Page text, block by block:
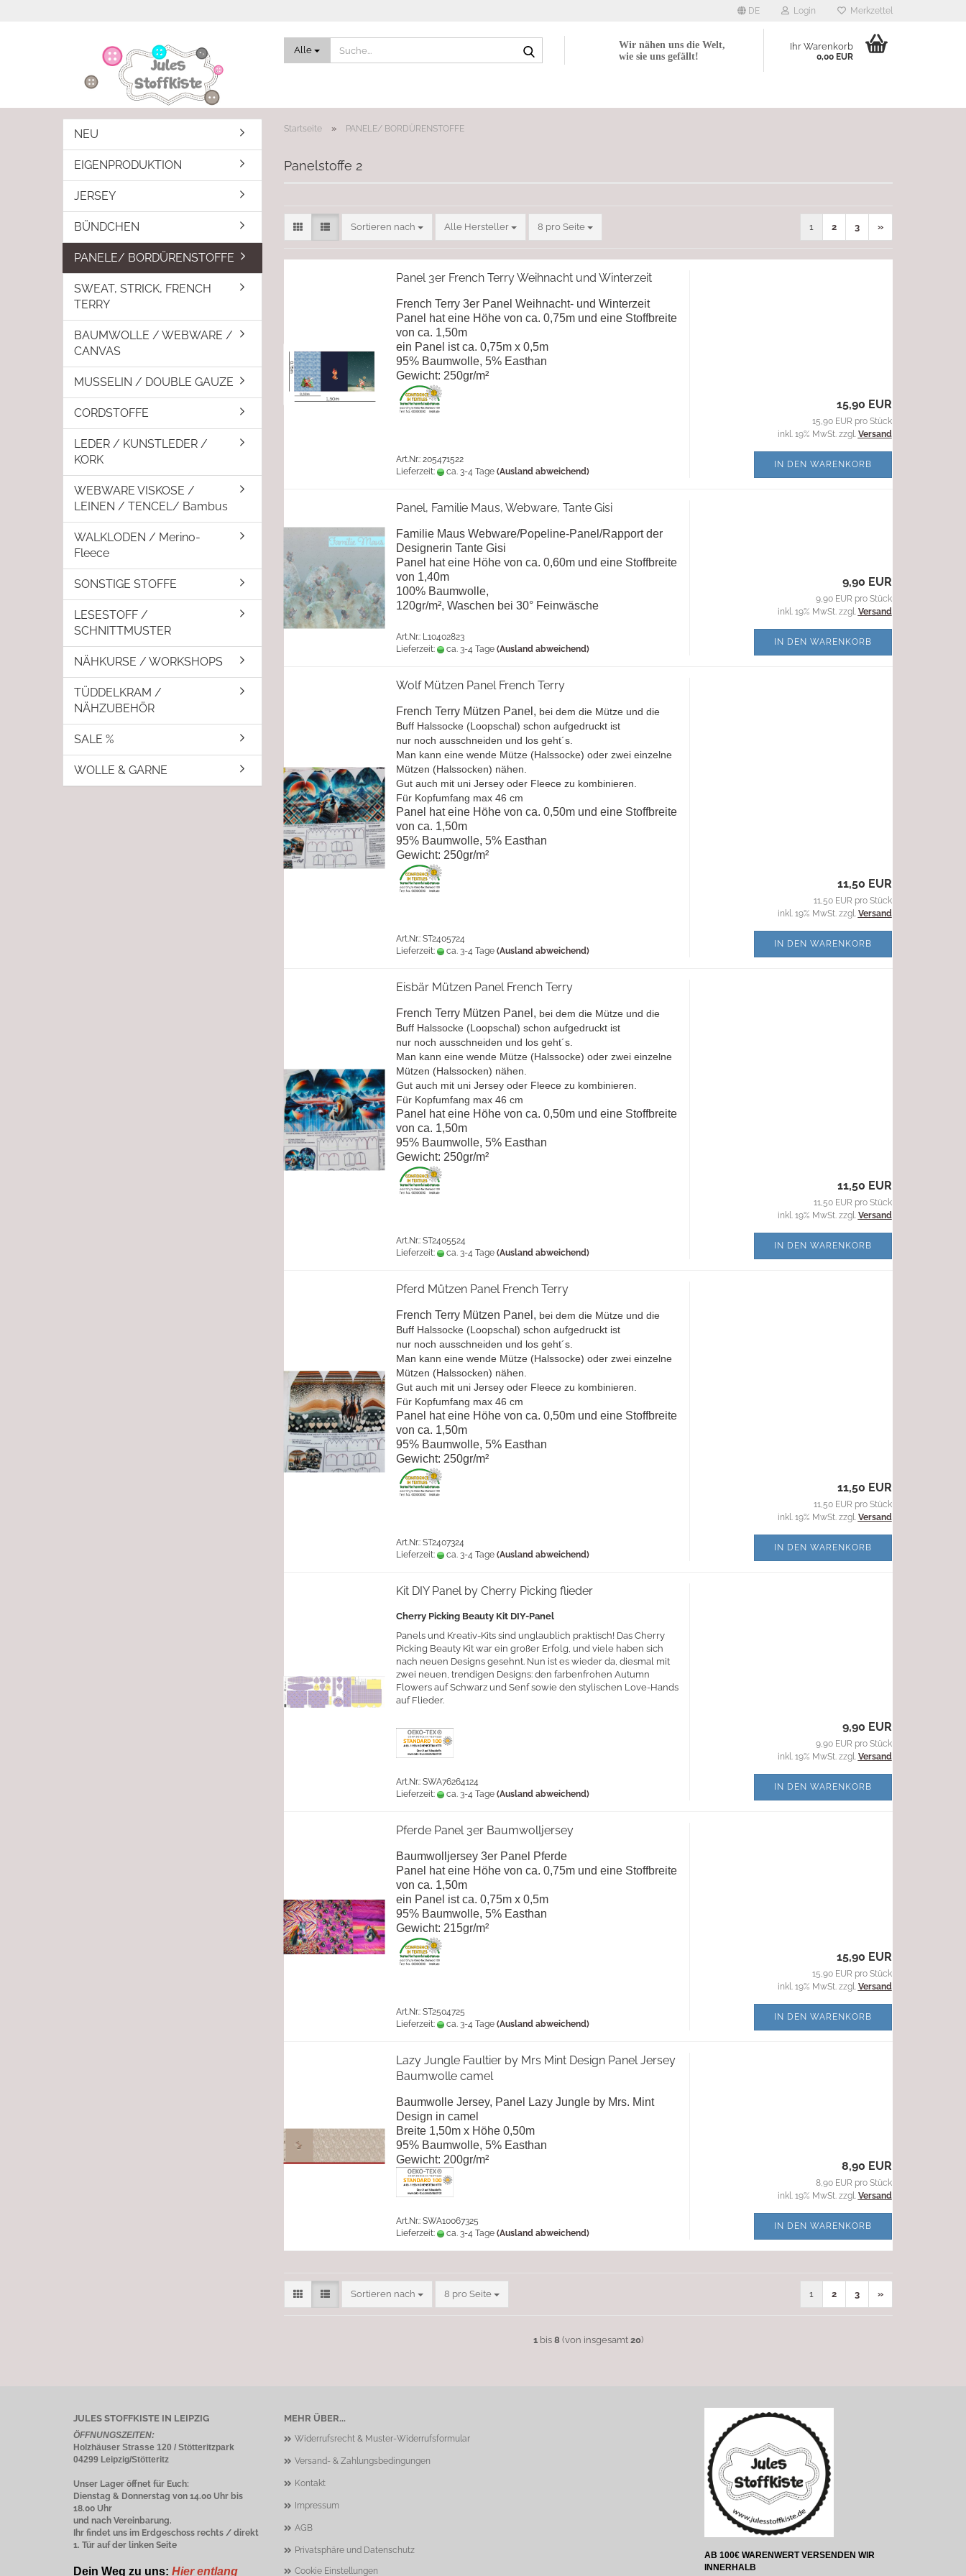
DE Login Merkzettel
Alle
Wir nähen uns die Welt,
wie sie uns gefällt!
Ihr Warenkorb
0,00 EUR
Startseite » PANELE/ BORDÜRENSTOFFE
Panelstoffe 2
Sortieren nach
Sortieren nach Alle Hersteller 8 pro Seite
pro Seite 1 2 3 »
Panel 3er French Terry Weihnacht und Winterzeit
French Terry 3er Panel Weihnacht- und Winterzeit
Panel hat eine Höhe von ca. 0,75m und eine Stoffbreite
von ca. 1,50m
ein Panel ist ca. 0,75m x 0,5m
95% Baumwolle, 5% Easthan
Gewicht: 250gr/m²
Art.Nr.: 205471522
Lieferzeit:
ca. 3-4 Tage (Ausland abweichend)
15,90 EUR
15,90 EUR pro Stück
inkl. 19% MwSt. zzgl. Versand
IN DEN WARENKORB
Panel, Familie Maus, Webware, Tante Gisi
Familie Maus Webware/Popeline-Panel/Rapport der
Designerin Tante Gisi
Panel hat eine Höhe von ca. 0,60m und eine Stoffbreite
von 1,40m
100% Baumwolle,
120gr/m², Waschen bei 30° Feinwäsche
Art.Nr.: L10402823
Lieferzeit:
ca. 3-4 Tage (Ausland abweichend)
9,90 EUR
9,90 EUR pro Stück
inkl. 19% MwSt. zzgl. Versand
IN DEN WARENKORB
Wolf Mützen Panel French Terry
French Terry Mützen Panel, bei dem die Mütze und die
Buff Halssocke (Loopschal) schon aufgedruckt ist
nur noch ausschneiden und los geht´s.
Man kann eine wende Mütze (Halssocke) oder zwei einzelne
Mützen (Halssocken) nähen.
Gut auch mit uni Jersey oder Fleece zu kombinieren.
Für Kopfumfang max 46 cm
Panel hat eine Höhe von ca. 0,50m und eine Stoffbreite
von ca. 1,50m
95% Baumwolle, 5% Easthan
Gewicht: 250gr/m²
Art.Nr.: ST2405724
Lieferzeit:
ca. 3-4 Tage (Ausland abweichend)
11,50 EUR
11,50 EUR pro Stück
inkl. 19% MwSt. zzgl. Versand
IN DEN WARENKORB
Eisbär Mützen Panel French Terry
French Terry Mützen Panel, bei dem die Mütze und die
Buff Halssocke (Loopschal) schon aufgedruckt ist
nur noch ausschneiden und los geht´s.
Man kann eine wende Mütze (Halssocke) oder zwei einzelne
Mützen (Halssocken) nähen.
Gut auch mit uni Jersey oder Fleece zu kombinieren.
Für Kopfumfang max 46 cm
Panel hat eine Höhe von ca. 0,50m und eine Stoffbreite
von ca. 1,50m
95% Baumwolle, 5% Easthan
Gewicht: 250gr/m²
Art.Nr.: ST2405524
Lieferzeit:
ca. 3-4 Tage (Ausland abweichend)
11,50 EUR
11,50 EUR pro Stück
inkl. 19% MwSt. zzgl. Versand
IN DEN WARENKORB
Pferd Mützen Panel French Terry
French Terry Mützen Panel, bei dem die Mütze und die
Buff Halssocke (Loopschal) schon aufgedruckt ist
nur noch ausschneiden und los geht´s.
Man kann eine wende Mütze (Halssocke) oder zwei einzelne
Mützen (Halssocken) nähen.
Gut auch mit uni Jersey oder Fleece zu kombinieren.
Für Kopfumfang max 46 cm
Panel hat eine Höhe von ca. 0,50m und eine Stoffbreite
von ca. 1,50m
95% Baumwolle, 5% Easthan
Gewicht: 250gr/m²
Art.Nr.: ST2407324
Lieferzeit:
ca. 3-4 Tage (Ausland abweichend)
11,50 EUR
11,50 EUR pro Stück
inkl. 19% MwSt. zzgl. Versand
IN DEN WARENKORB
Kit DIY Panel by Cherry Picking flieder
Cherry Picking Beauty Kit DIY-Panel
Panels und Kreativ-Kits sind unglaublich praktisch! Das Cherry
Picking Beauty Kit war ein großer Erfolg, und viele haben sich
nach neuen Designs gesehnt. Nun ist es wieder da, diesmal mit
zwei neuen, trendigen Designs: den farbenfrohen Autumn
Flowers auf Schwarz und Senf sowie den stylischen Love-Hands
auf Flieder.
Art.Nr.: SWA76264124
Lieferzeit:
ca. 3-4 Tage (Ausland abweichend)
9,90 EUR
9,90 EUR pro Stück
inkl. 19% MwSt. zzgl. Versand
IN DEN WARENKORB
Pferde Panel 3er Baumwolljersey
Baumwolljersey 3er Panel Pferde
Panel hat eine Höhe von ca. 0,75m und eine Stoffbreite
von ca. 1,50m
ein Panel ist ca. 0,75m x 0,5m
95% Baumwolle, 5% Easthan
Gewicht: 215gr/m²
Art.Nr.: ST2504725
Lieferzeit:
ca. 3-4 Tage (Ausland abweichend)
15,90 EUR
15,90 EUR pro Stück
inkl. 19% MwSt. zzgl. Versand
IN DEN WARENKORB
Lazy Jungle Faultier by Mrs Mint Design Panel Jersey
Baumwolle camel
Baumwolle Jersey, Panel Lazy Jungle by Mrs. Mint
Design in camel
Breite 1,50m x Höhe 0,50m
95% Baumwolle, 5% Easthan
Gewicht: 200gr/m²
Art.Nr.: SWA10067325
Lieferzeit:
ca. 3-4 Tage (Ausland abweichend)
8,90 EUR
8,90 EUR pro Stück
inkl. 19% MwSt. zzgl. Versand
IN DEN WARENKORB
Sortieren nach
Sortieren nach 8 pro Seite
pro Seite 1 2 3 »
1bis 8(von insgesamt 20)
NEU
EIGENPRODUKTION
JERSEY
BÜNDCHEN
PANELE/ BORDÜRENSTOFFE
SWEAT, STRICK, FRENCH
TERRY
BAUMWOLLE / WEBWARE /
CANVAS
MUSSELIN / DOUBLE GAUZE
CORDSTOFFE
LEDER / KUNSTLEDER /
KORK
WEBWARE VISKOSE /
LEINEN / TENCEL/ Bambus
WALKLODEN / Merino-
Fleece
SONSTIGE STOFFE
LESESTOFF /
SCHNITTMUSTER
NÄHKURSE / WORKSHOPS
TÜDDELKRAM /
NÄHZUBEHÖR
SALE %
WOLLE & GARNE
MEHR ÜBER...
Widerrufsrecht & Muster-Widerrufsformular
Versand- & Zahlungsbedingungen
Kontakt
Impressum
AGB
Privatsphäre und Datenschutz
Cookie Einstellungen
AB 100€ WARENWERT VERSENDEN WIR
INNERHALB
JULES STOFFKISTE IN LEIPZIG
ÖFFNUNGSZEITEN:
Holzhäuser Strasse 120 / Stötteritzpark
04299 Leipzig/Stötteritz
Unser Lager öffnet für Euch:
Dienstag & Donnerstag von 14.00 Uhr bis
18.00 Uhr
und nach Vereinbarung.
Ihr findet uns im Erdgeschoss rechts / direkt
1. Tür auf der linken Seite
Dein Weg zu uns: Hier entlang